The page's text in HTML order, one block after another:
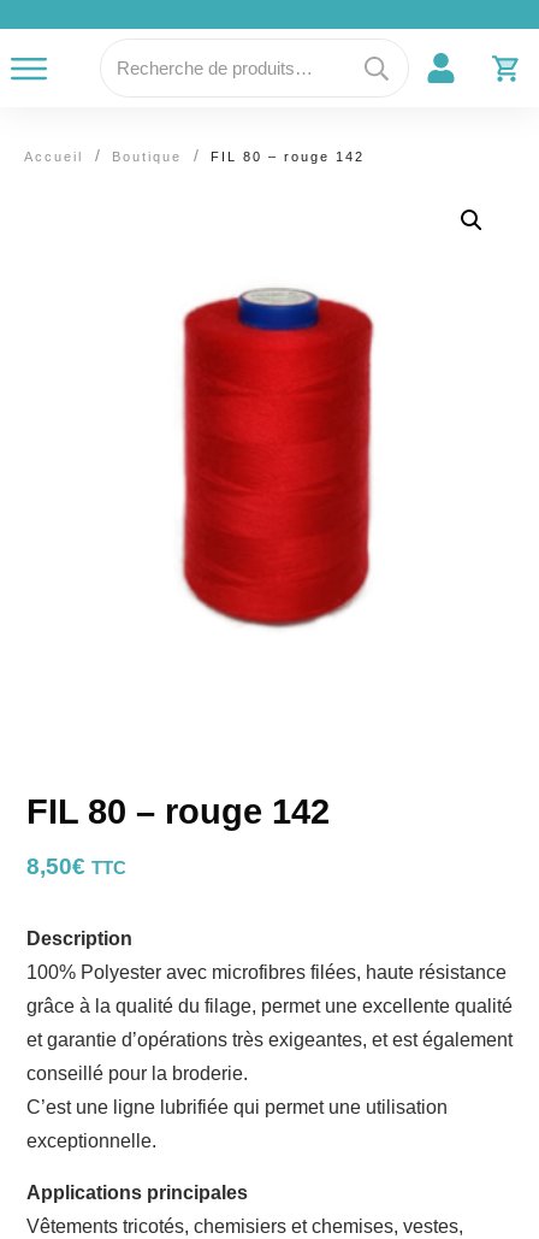
Recherche
Accueil / Boutique / FIL 80 – rouge 142
FIL 80 – rouge 142
8,50€ TTC
Description
100% Polyester avec microfibres filées, haute résistance
grâce à la qualité du filage, permet une excellente qualité
et garantie d’opérations très exigeantes, et est également
conseillé pour la broderie.
C’est une ligne lubrifiée qui permet une utilisation
exceptionnelle.
Applications principales
Vêtements tricotés, chemisiers et chemises, vestes,